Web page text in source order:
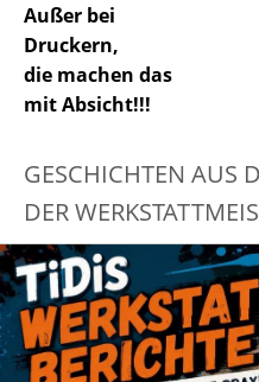
Außer bei
Druckern,
die machen das
mit Absicht!!!
GESCHICHTEN AUS
DER